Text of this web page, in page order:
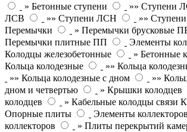
» Бетонные ступени
»» Ступени
ЛСВ
»» Ступени ЛСН
»»
Перемычки
» Перемычки брусковые
Перемычки плитные ПП
Элементы
Колодцы железобетонные
» Бетонные
Кольца колодезные
»» Кольца
»» Кольца колодезные с дном
»»
дном и четвертью
» Крышки колодцев
колодцев
» Кабельные колодцы связи
Опорные плиты
Элементы коллекторов
коллекторов
» Плиты перекрытий